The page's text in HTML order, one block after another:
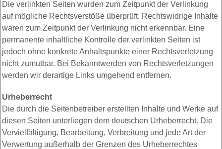
Die verlinkten Seiten wurden zum Zeitpunkt der Verlinkung
auf mögliche Rechtsverstöße überprüft. Rechtswidrige Inhalte
waren zum Zeitpunkt der Verlinkung nicht erkennbar. Eine
permanente inhaltliche Kontrolle der verlinkten Seiten ist
jedoch ohne konkrete Anhaltspunkte einer Rechtsverletzung
nicht zumutbar. Bei Bekanntwerden von Rechtsverletzungen
werden wir derartige Links umgehend entfernen.
Urheberrecht
Die durch die Seitenbetreiber erstellten Inhalte und Werke auf
diesen Seiten unterliegen dem deutschen Urheberrecht. Die
Vervielfältigung, Bearbeitung, Verbreitung und jede Art der
Verwertung außerhalb der Grenzen des Urheberrechtes